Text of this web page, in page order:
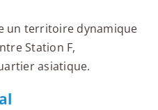
un territoire dynamique
Station F,
asiatique.